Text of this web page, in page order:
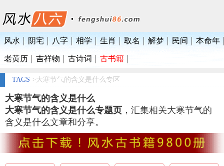
风水 阴宅 八字 相学 生肖 取名 解梦 民间 本命年
老黄历 吉祥物 古诗词 古书籍
TAGS >大寒节气的含义是什么专区
大寒节气的含义是什么
大寒节气的含义是什么专题页 ，汇集相关大寒节气的
含义是什么文章和分享。